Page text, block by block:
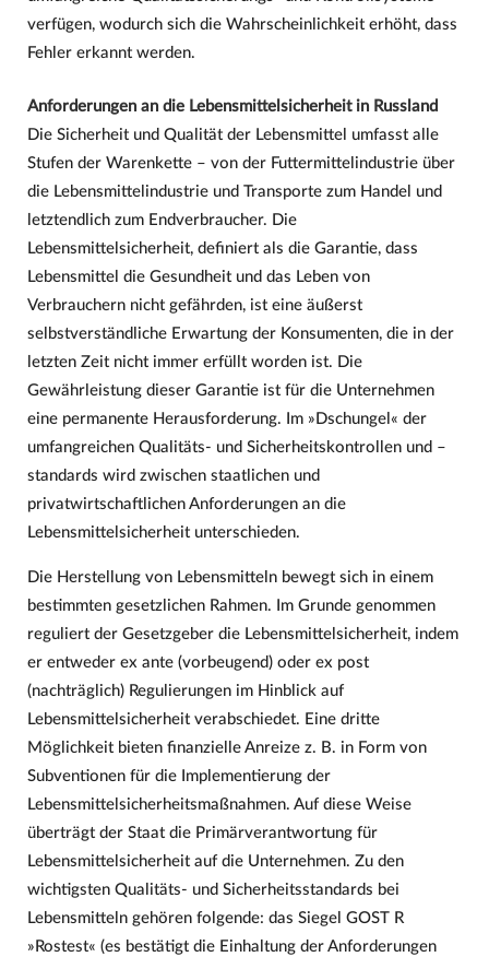
verfügen, wodurch sich die Wahrscheinlichkeit erhöht, dass
Fehler erkannt werden.
Anforderungen an die Lebensmittelsicherheit in Russland
Die Sicherheit und Qualität der Lebensmittel umfasst alle
Stufen der Warenkette – von der Futtermittelindustrie über
die Lebensmittelindustrie und Transporte zum Handel und
letztendlich zum Endverbraucher. Die
Lebensmittelsicherheit, definiert als die Garantie, dass
Lebensmittel die Gesundheit und das Leben von
Verbrauchern nicht gefährden, ist eine äußerst
selbstverständliche Erwartung der Konsumenten, die in der
letzten Zeit nicht immer erfüllt worden ist. Die
Gewährleistung dieser Garantie ist für die Unternehmen
eine permanente Herausforderung. Im »Dschungel« der
umfangreichen Qualitäts- und Sicherheitskontrollen und –
standards wird zwischen staatlichen und
privatwirtschaftlichen Anforderungen an die
Lebensmittelsicherheit unterschieden.
Die Herstellung von Lebensmitteln bewegt sich in einem
bestimmten gesetzlichen Rahmen. Im Grunde genommen
reguliert der Gesetzgeber die Lebensmittelsicherheit, indem
er entweder ex ante (vorbeugend) oder ex post
(nachträglich) Regulierungen im Hinblick auf
Lebensmittelsicherheit verabschiedet. Eine dritte
Möglichkeit bieten finanzielle Anreize z. B. in Form von
Subventionen für die Implementierung der
Lebensmittelsicherheitsmaßnahmen. Auf diese Weise
überträgt der Staat die Primärverantwortung für
Lebensmittelsicherheit auf die Unternehmen. Zu den
wichtigsten Qualitäts- und Sicherheitsstandards bei
Lebensmitteln gehören folgende: das Siegel GOST R
»Rostest« (es bestätigt die Einhaltung der Anforderungen